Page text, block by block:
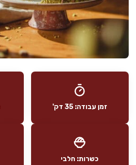
זמן עבודה: 35 דק'
כשרות: חלבי